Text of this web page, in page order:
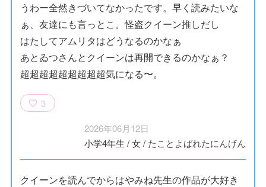
うわー全然きづいてなかったです。早く読みたいな
ぁ、友達にも言っとこ。怪盗クイーン推しだし
はたしてアムリタはどうなるのかなぁ
あとゐつさんとクイーンは再開できるのかなぁ？
超超超超超超超超超気になる〜。
3
2026年06月12日
小学4年生 /女/ たことよばれたにんげん
クイーンを読んでからはやみね先生の作品が大好き